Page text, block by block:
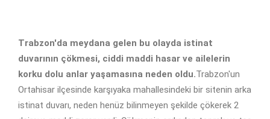
Trabzon'da meydana gelen bu olayda istinat
duvarının çökmesi, ciddi maddi hasar ve ailelerin
korku dolu anlar yaşamasına neden oldu.Trabzon'un
Ortahisar ilçesinde karşıyaka mahallesindeki bir sitenin arka
istinat duvarı, neden henüz bilinmeyen şekilde çökerek 2